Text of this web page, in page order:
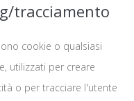
tracciamento
cookie o qualsiasi
utilizzati per creare
o per tracciare l'utente